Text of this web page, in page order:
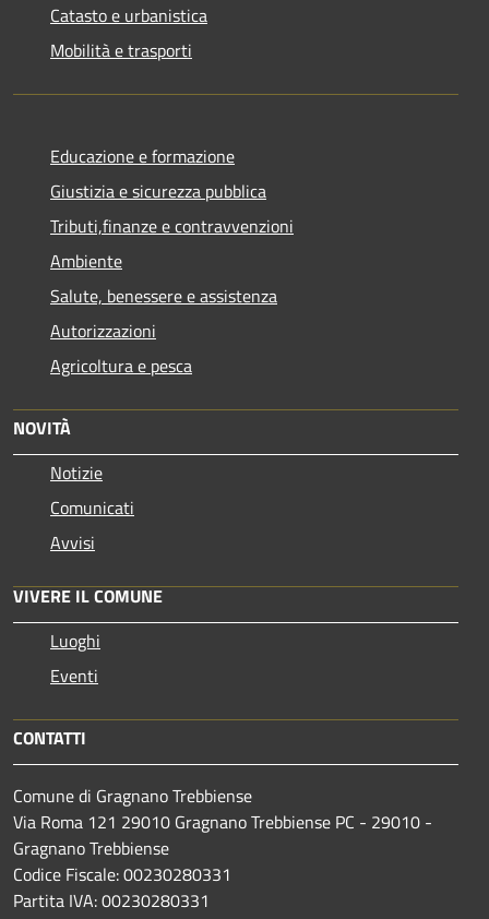
Catasto e urbanistica
Mobilità e trasporti
Educazione e formazione
Giustizia e sicurezza pubblica
Tributi,finanze e contravvenzioni
Ambiente
Salute, benessere e assistenza
Autorizzazioni
Agricoltura e pesca
NOVITÀ
Notizie
Comunicati
Avvisi
VIVERE IL COMUNE
Luoghi
Eventi
CONTATTI
Comune di Gragnano Trebbiense
Via Roma 121 29010 Gragnano Trebbiense PC - 29010 -
Gragnano Trebbiense
Codice Fiscale: 00230280331
Partita IVA: 00230280331